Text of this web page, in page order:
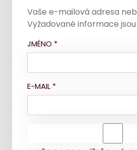
Vaše e-mailová adresa
Vyžadované informace
JMÉNO *
E-MAIL *